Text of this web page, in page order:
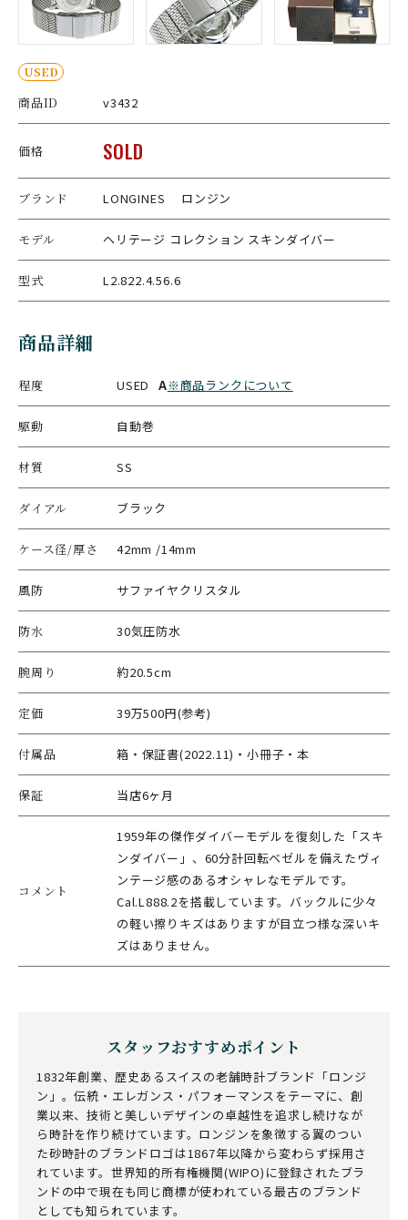
USED
商品ID v3432
価格 SOLD
ブランド LONGINES ロンジン
モデル ヘリテージ コレクション スキンダイバー
型式 L2.822.4.56.6
商品詳細
程度 USED A※商品ランクについて
駆動 自動巻
材質 SS
ダイアル ブラック
ケース径/厚さ 42mm /14mm
風防 サファイヤクリスタル
防水 30気圧防水
腕周り 約20.5cm
定価 39万500円(参考)
付属品 箱・保証書(2022.11)・小冊子・本
保証 当店6ヶ月
コメント
1959年の傑作ダイバーモデルを復刻した「スキ
ンダイバー」、60分計回転ベゼルを備えたヴィ
ンテージ感のあるオシャレなモデルです。
Cal.L888.2を搭載しています。バックルに少々
の軽い擦りキズはありますが目立つ様な深いキ
ズはありません。
スタッフおすすめポイント
1832年創業、歴史あるスイスの老舗時計ブランド「ロンジ
ン」。伝統・エレガンス・パフォーマンスをテーマに、創
業以来、技術と美しいデザインの卓越性を追求し続けなが
ら時計を作り続けています。ロンジンを象徴する翼のつい
た砂時計のブランドロゴは1867年以降から変わらず採用さ
れています。世界知的所有権機関(WIPO)に登録されたブラ
ンドの中で現在も同じ商標が使われている最古のブランド
としても知られています。